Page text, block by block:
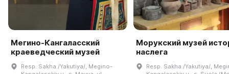
Мегино-Кангаласский
краеведческий музей
Resp. Sakha /Yakutiya/, Megino-
Морукский музей
наслега
Resp. Sakha /Yakutiya/,